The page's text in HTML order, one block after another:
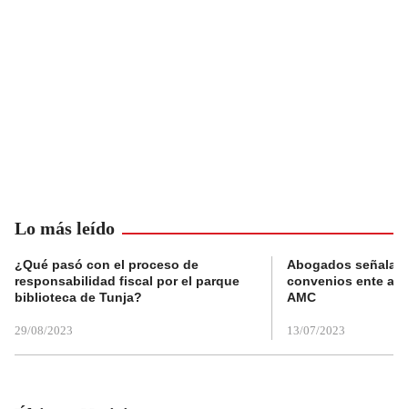
Lo más leído
¿Qué pasó con el proceso de
responsabilidad fiscal por el parque
biblioteca de Tunja?
29/08/2023
Abogados
convenios ente
AMC
13/07/2023